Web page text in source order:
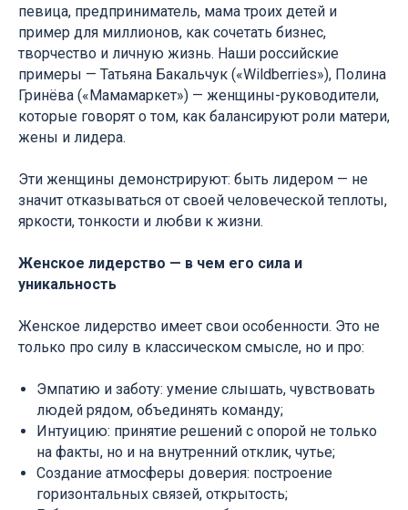
певица, предприниматель, мама троих детей и
пример для миллионов, как сочетать бизнес,
творчество и личную жизнь. Наши российские
примеры — Татьяна Бакальчук («Wildberries»), Полина
Гринёва («Мамамаркет») — женщины-руководители,
которые говорят о том, как балансируют роли матери,
жены и лидера.
Эти женщины демонстрируют: быть лидером — не
значит отказываться от своей человеческой теплоты,
яркости, тонкости и любви к жизни.
Женское лидерство — в чем его сила и
уникальность
Женское лидерство имеет свои особенности. Это не
только про силу в классическом смысле, но и про:
Эмпатию и заботу: умение слышать, чувствовать
людей рядом, объединять команду;
Интуицию: принятие решений с опорой не только
на факты, но и на внутренний отклик, чутье;
Создание атмосферы доверия: построение
горизонтальных связей, открытость;